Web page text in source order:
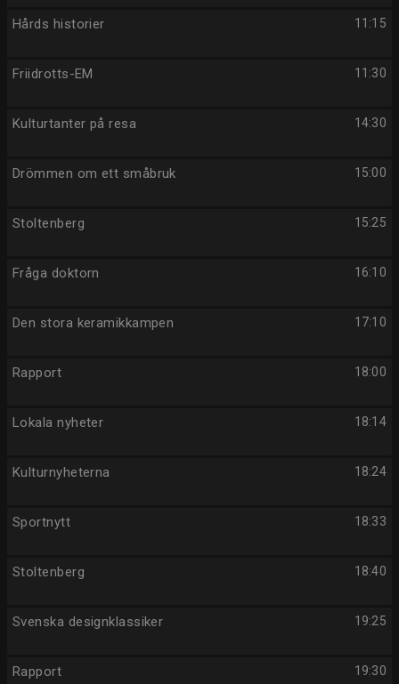
11:15
Hårds historier
11:30
Friidrotts-EM
14:30
Kulturtanter på resa
15:00
Drömmen om ett småbruk
15:25
Stoltenberg
16:10
Fråga doktorn
17:10
Den stora keramikkampen
18:00
Rapport
18:14
Lokala nyheter
18:24
Kulturnyheterna
18:33
Sportnytt
18:40
Stoltenberg
19:25
Svenska designklassiker
19:30
Rapport